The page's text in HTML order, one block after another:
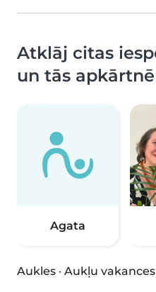
Atklāj citas
un tās apkārtnē
Agata
Aukles · Aukļu vakances